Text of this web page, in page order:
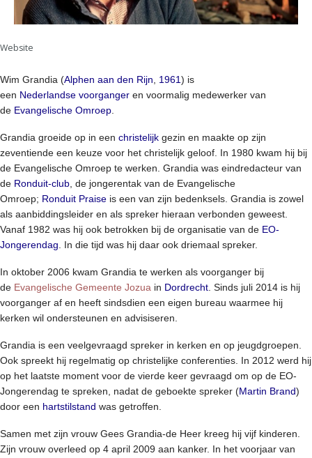
Website
Wim Grandia (Alphen aan den Rijn, 1961) is
een Nederlandse voorganger en voormalig medewerker van
de Evangelische Omroep.
Grandia groeide op in een christelijk gezin en maakte op zijn
zeventiende een keuze voor het christelijk geloof. In 1980 kwam hij bij
de Evangelische Omroep te werken. Grandia was eindredacteur van
de Ronduit-club, de jongerentak van de Evangelische
Omroep; Ronduit Praise is een van zijn bedenksels. Grandia is zowel
als aanbiddingsleider en als spreker hieraan verbonden geweest.
Vanaf 1982 was hij ook betrokken bij de organisatie van de EO-
Jongerendag. In die tijd was hij daar ook driemaal spreker.
In oktober 2006 kwam Grandia te werken als voorganger bij
de Evangelische Gemeente Jozua in Dordrecht. Sinds juli 2014 is hij
voorganger af en heeft sindsdien een eigen bureau waarmee hij
kerken wil ondersteunen en advisiseren.
Grandia is een veelgevraagd spreker in kerken en op jeugdgroepen.
Ook spreekt hij regelmatig op christelijke conferenties. In 2012 werd hij
op het laatste moment voor de vierde keer gevraagd om op de EO-
Jongerendag te spreken, nadat de geboekte spreker (Martin Brand)
door een hartstilstand was getroffen.
Samen met zijn vrouw Gees Grandia-de Heer kreeg hij vijf kinderen.
Zijn vrouw overleed op 4 april 2009 aan kanker. In het voorjaar van